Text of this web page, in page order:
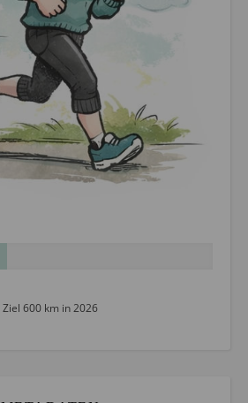
Ziel 600 km in 2026